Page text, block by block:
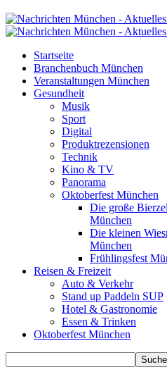
Startseite
Branchenbuch München
Veranstaltungen München
Gesundheit
Musik
Sport
Digital
Produktrezensionen
Technik
Kino & TV
Panorama
Oktoberfest München
Die große
München
Die kleinen
München
Frühlingsfest
Reisen & Freizeit
Auto & Verkehr
Stand up Paddeln SUP
Hotel & Gastronomie
Essen & Trinken
Oktoberfest München